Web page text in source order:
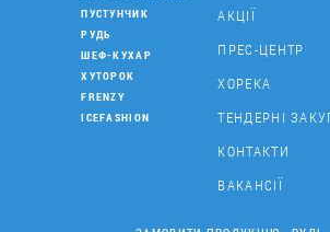
ПУСТУНЧИК
РУДЬ
ШЕФ-КУХАР
ХУТОРОК
FRENZY
ICEFASHION
АКЦІЇ
ПРЕС-ЦЕНТР
ХОРЕКА
ТЕНДЕРНІ
КОНТАКТИ
ВАКАНСІЇ